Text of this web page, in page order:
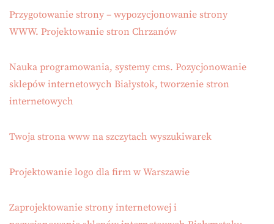
Przygotowanie strony – wypozycjonowanie strony
WWW. Projektowanie stron Chrzanów
Nauka programowania, systemy cms. Pozycjonowanie
sklepów internetowych Białystok, tworzenie stron
internetowych
Twoja strona www na szczytach wyszukiwarek
Projektowanie logo dla firm w Warszawie
Zaprojektowanie strony internetowej i